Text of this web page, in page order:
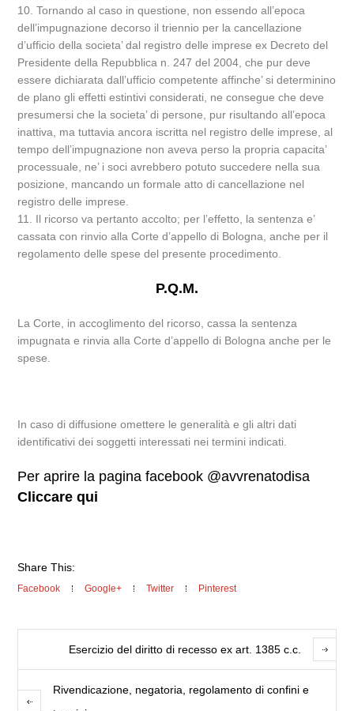
10. Tornando al caso in questione, non essendo all’epoca
dell’impugnazione decorso il triennio per la cancellazione
d’ufficio della societa’ dal registro delle imprese ex Decreto del
Presidente della Repubblica n. 247 del 2004, che pur deve
essere dichiarata dall’ufficio competente affinche’ si determinino
de plano gli effetti estintivi considerati, ne consegue che deve
presumersi che la societa’ di persone, pur risultando all’epoca
inattiva, ma tuttavia ancora iscritta nel registro delle imprese, al
tempo dell’impugnazione non aveva perso la propria capacita’
processuale, ne’ i soci avrebbero potuto succedere nella sua
posizione, mancando un formale atto di cancellazione nel
registro delle imprese.
11. Il ricorso va pertanto accolto; per l’effetto, la sentenza e’
cassata con rinvio alla Corte d’appello di Bologna, anche per il
regolamento delle spese del presente procedimento.
P.Q.M.
La Corte, in accoglimento del ricorso, cassa la sentenza
impugnata e rinvia alla Corte d’appello di Bologna anche per le
spese.
In caso di diffusione omettere le generalità e gli altri dati
identificativi dei soggetti interessati nei termini indicati.
Per aprire la pagina facebook @avvrenatodisa
Cliccare qui
Share This:
Facebook Google+ Twitter Pinterest
Esercizio del diritto di recesso ex art. 1385 c.c.
Rivendicazione, negatoria, regolamento di confini e